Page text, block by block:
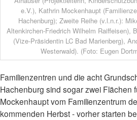
e.V.), Kathrin Mockenhaupt
Hachenburg); Zweite Reihe (v.l.n.r.):
Altenkirchen-Friedrich Wilhelm Raiffeisen),
(Vize-Präsidentin LC Bad Marienberg),
Westerwald). (Foto: Eugen
Familienzentren und die acht
Hachenburg sind sogar zwei Flächen
Mockenhaupt vom Familienzentrum
kommenden Herbst - vorher starten